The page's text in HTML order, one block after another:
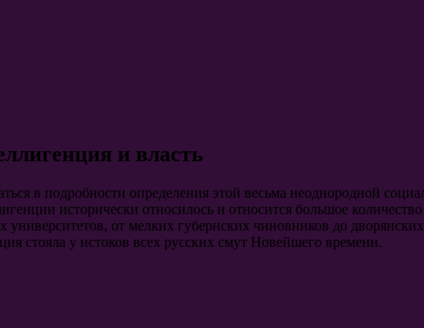
и власть
в подробности определения этой весьма неоднородной
исторически относилось и относится большое
от мелких губернских чиновников до
стояла у истоков всех русских смут Новейшего времени.